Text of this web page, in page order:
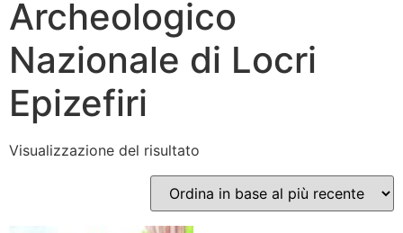
Archeologico
Nazionale di Locri
Epizefiri
Visualizzazione del risultato